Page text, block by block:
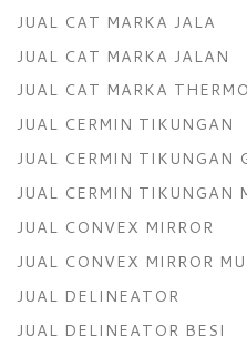
JUAL CAT MARKA JALA
JUAL CAT MARKA JALAN
JUAL CAT MARKA
JUAL CERMIN TIKUNGAN
JUAL CERMIN TIKUNGAN
JUAL CERMIN TIKUNGAN
JUAL CONVEX MIRROR
JUAL CONVEX MIRROR
JUAL DELINEATOR
JUAL DELINEATOR BESI